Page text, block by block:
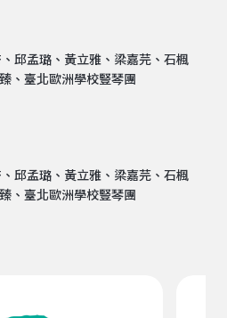
邱孟璐、黃立雅、梁嘉芫、石楓
、臺北歐洲學校豎琴團
邱孟璐、黃立雅、梁嘉芫、石楓
、臺北歐洲學校豎琴團